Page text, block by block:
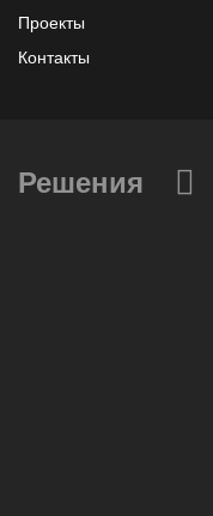
Проекты
Контакты
Решения